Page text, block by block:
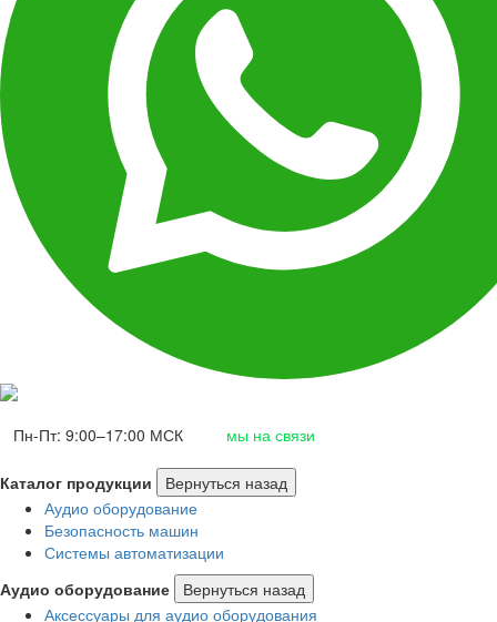
Пн-Пт: 9:00–17:00 МСК мы на связи
Каталог продукции
Вернуться назад
Аудио оборудование
Безопасность машин
Системы автоматизации
Аудио оборудование
Вернуться назад
Аксессуары для аудио оборудования